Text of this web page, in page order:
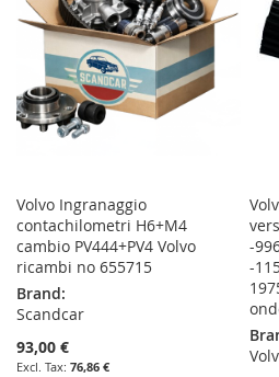
Volvo Ingranaggio
contachilometri H6+M4
cambio PV444+PV4 Volvo
ricambi no 655715
Brand:
Scandcar
93,00 €
76,86 €
-
-